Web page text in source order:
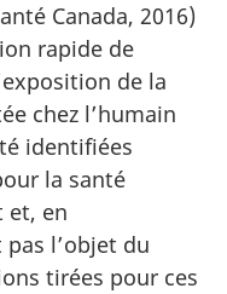
Canada, 2016)
rapide de
de la
chez l’humain
identifiées
la santé
et, en
l’objet du
tirées pour ces